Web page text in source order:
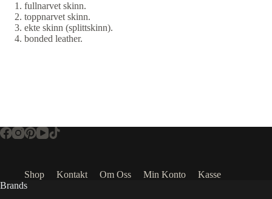
fullnarvet skinn.
toppnarvet skinn.
ekte skinn (splittskinn).
bonded leather.
Shop Kontakt Om Oss Min Konto
Kasse
Brands